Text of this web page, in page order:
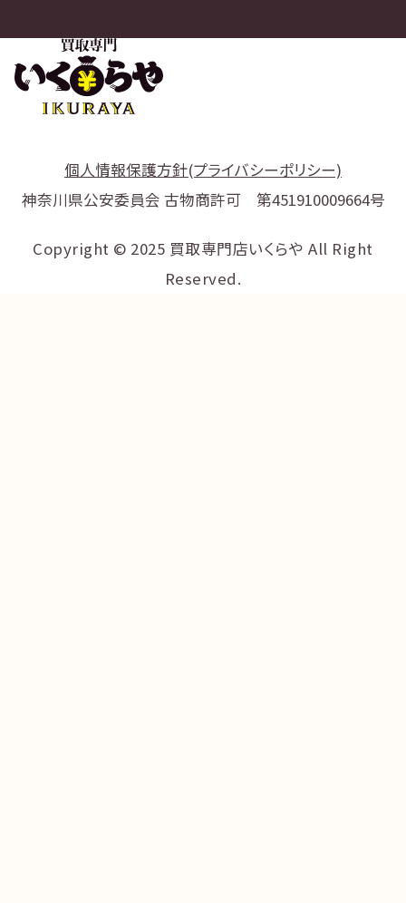
個人情報保護方針(プライバシーポリシー)
神奈川県公安委員会 古物商許可 第451910009664号
Copyright © 2025 買取専門店いくらや All Right
Reserved.